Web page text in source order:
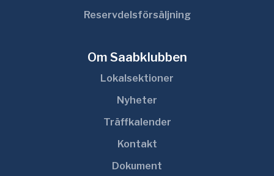
Reservdelsförsäljning
Om Saabklubben
Lokalsektioner
Nyheter
Träffkalender
Kontakt
Dokument